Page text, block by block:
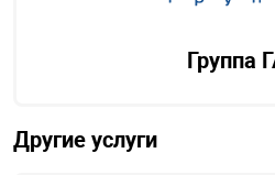
Группа
Другие услуги